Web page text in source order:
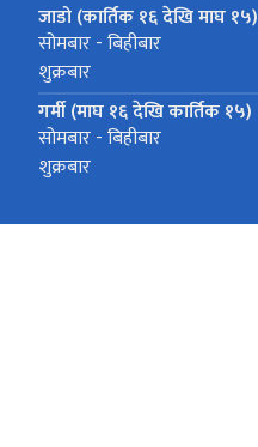
जाडो (कार्तिक १६ देखि माघ १५)
सोमबार - बिहीबार
शुक्रबार
गर्मी (माघ १६ देखि कार्तिक १५)
सोमबार - बिहीबार
शुक्रबार